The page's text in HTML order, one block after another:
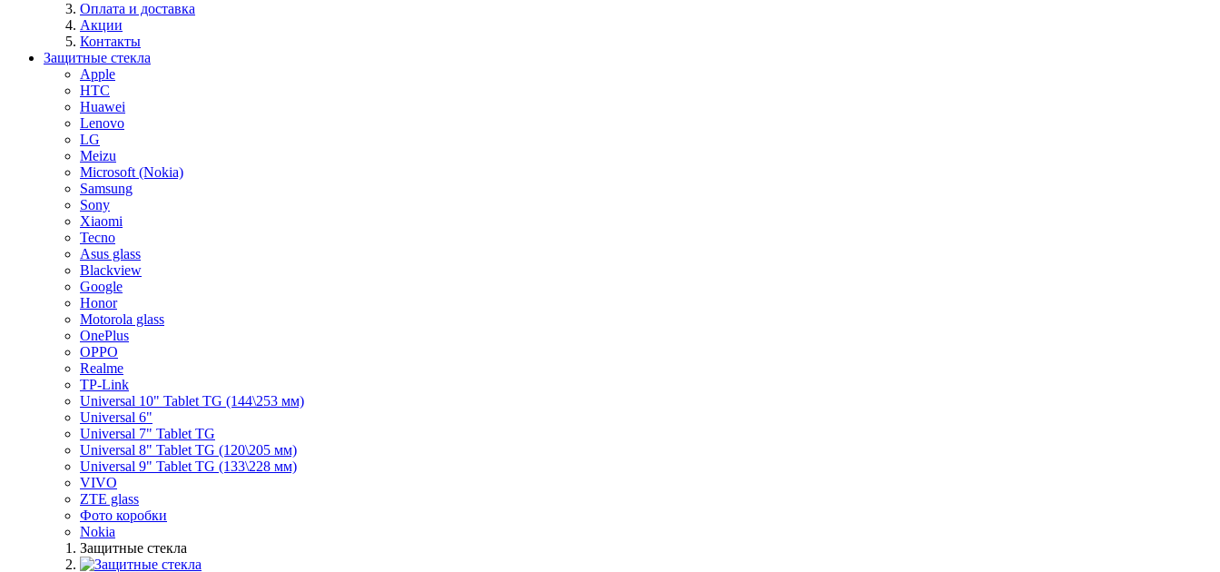
Оплата и доставка
Акции
Контакты
Защитные стекла
Apple
HTC
Huawei
Lenovo
LG
Meizu
Microsoft (Nokia)
Samsung
Sony
Xiaomi
Tecno
Asus glass
Blackview
Google
Honor
Motorola glass
OnePlus
OPPO
Realme
TP-Link
Universal 10" Tablet TG (144\253 мм)
Universal 6"
Universal 7" Tablet TG
Universal 8" Tablet TG (120\205 мм)
Universal 9" Tablet TG (133\228 мм)
VIVO
ZTE glass
Фото коробки
Nokia
Защитные стекла